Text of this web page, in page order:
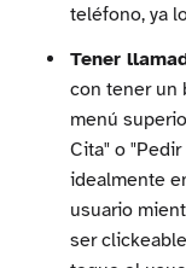
teléfono, ya
Tener
con tener un
menú
Cita" o
idealmente
usuario
ser